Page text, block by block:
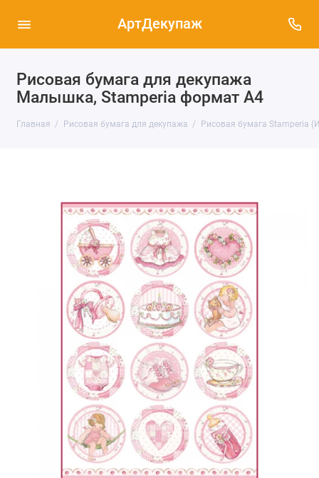
АртДекупаж
Рисовая бумага для декупажа
Малышка, Stamperia формат А4
Главная Рисовая бумага для декупажа Рисовая бумага Stamperia